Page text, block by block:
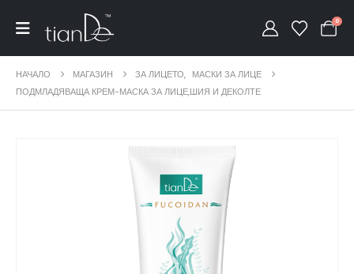
0
НАЧАЛО МАГАЗИН ЗА ЛИЦЕТО, МАСКИ ЗА ЛИЦЕ
ПОДМЛАДЯВАЩА КРЕМ-МАСКА ЗА ЛИЦЕ,ШИЯ И ДЕКОЛТЕ